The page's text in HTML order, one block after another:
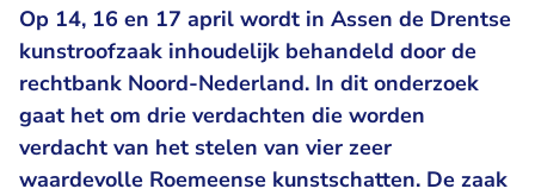
Op 14, 16 en 17 april wordt in Assen de Drentse
kunstroofzaak inhoudelijk behandeld door de
rechtbank Noord-Nederland. In dit onderzoek
gaat het om drie verdachten die worden
verdacht van het stelen van vier zeer
waardevolle Roemeense kunstschatten. De zaak